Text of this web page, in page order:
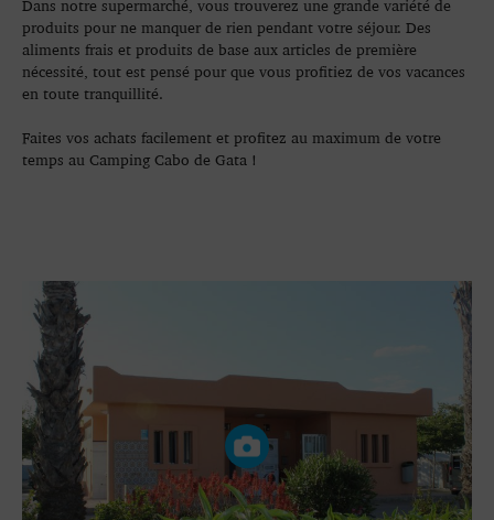
Dans notre supermarché, vous trouverez une grande variété de
produits pour ne manquer de rien pendant votre séjour. Des
aliments frais et produits de base aux articles de première
nécessité, tout est pensé pour que vous profitiez de vos vacances
en toute tranquillité.
Faites vos achats facilement et profitez au maximum de votre
temps au Camping Cabo de Gata !